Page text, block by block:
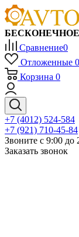
Сравнение0
Отложенные 0
Корзина 0
+7 (4012) 524-584
+7 (921) 710-45-84
Звоните с 9:00 до
Заказать звонок